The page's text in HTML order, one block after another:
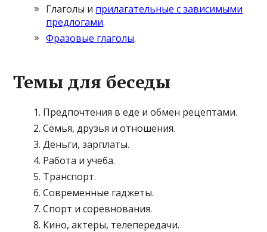
Глаголы и прилагательные с зависимыми
предлогами.
Фразовые глаголы.
Темы для беседы
Предпочтения в еде и обмен рецептами.
Семья, друзья и отношения.
Деньги, зарплаты.
Работа и учеба.
Транспорт.
Современные гаджеты.
Спорт и соревнования.
Кино, актеры, телепередачи.